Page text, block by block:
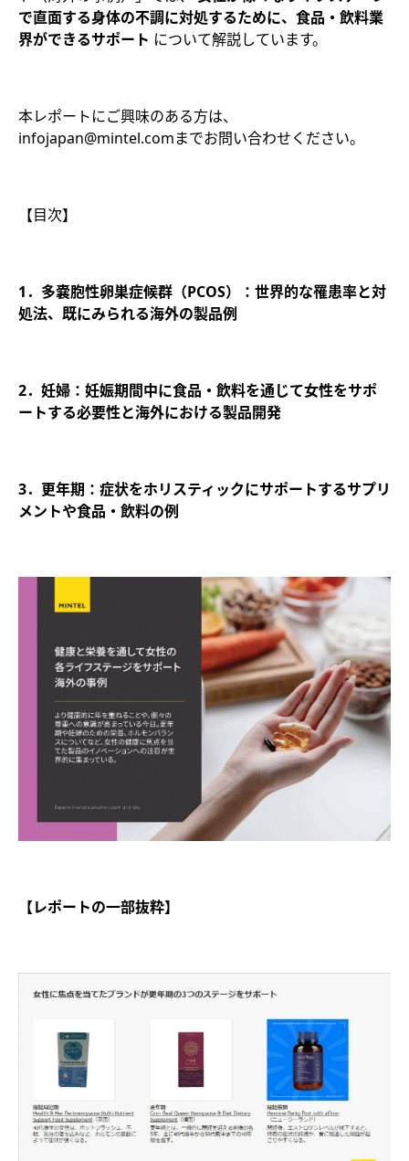
で直面する身体の不調に対処するために、食品・飲料業
界ができるサポート について解説しています。
本レポートにご興味のある方は、
infojapan@mintel.comまでお問い合わせください。
【目次】
1．多嚢胞性卵巣症候群（PCOS）：世界的な罹患率と対
処法、既にみられる海外の製品例
2．妊婦：妊娠期間中に食品・飲料を通じて女性をサポ
ートする必要性と海外における製品開発
3．更年期：症状をホリスティックにサポートするサプリ
メントや食品・飲料の例
【レポートの一部抜粋】